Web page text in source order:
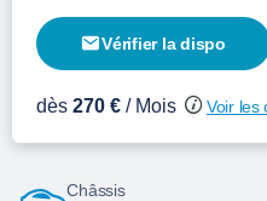
Vérifier la dispo
dès 270 € / Mois Voir les
Châssis